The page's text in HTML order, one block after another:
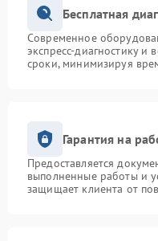
Бесплатная
Современное
экспресс-диагностику и
сроки, минимизируя
Гарантия на
Предоставляется
выполненные работы и
защищает клиента от